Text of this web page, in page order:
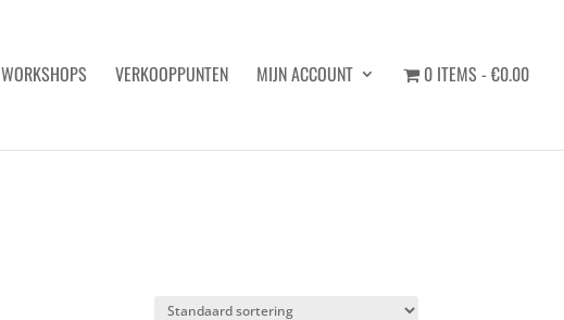
WORKSHOPS VERKOOPPUNTEN MIJN ACCOUNT 0 ITEMS €0.00